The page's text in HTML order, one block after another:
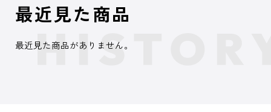
最近見た商品
最近見た商品がありません。